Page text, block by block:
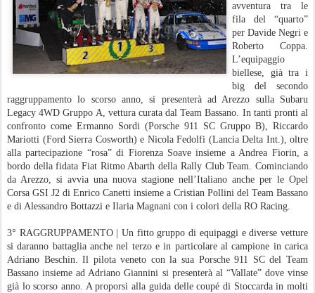
avventura tra le
fila del “quarto”
per Davide Negri e
Roberto Coppa.
L’equipaggio
biellese, già tra i
big del secondo
raggruppamento lo scorso anno, si presenterà ad Arezzo sulla Subaru
Legacy 4WD Gruppo A, vettura curata dal Team Bassano. In tanti pronti al
confronto come Ermanno Sordi (Porsche 911 SC Gruppo B), Riccardo
Mariotti (Ford Sierra Cosworth) e Nicola Fedolfi (Lancia Delta Int.), oltre
alla partecipazione “rosa” di Fiorenza Soave insieme a Andrea Fiorin, a
bordo della fidata Fiat Ritmo Abarth della Rally Club Team. Cominciando
da Arezzo, si avvia una nuova stagione nell’Italiano anche per le Opel
Corsa GSI J2 di Enrico Canetti insieme a Cristian Pollini del Team Bassano
e di Alessandro Bottazzi e Ilaria Magnani con i colori della RO Racing.
3° RAGGRUPPAMENTO | Un fitto gruppo di equipaggi e diverse vetture
si daranno battaglia anche nel terzo e in particolare al campione in carica
Adriano Beschin. Il pilota veneto con la sua Porsche 911 SC del Team
Bassano insieme ad Adriano Giannini si presenterà al “Vallate” dove vinse
già lo scorso anno. A proporsi alla guida delle coupé di Stoccarda in molti